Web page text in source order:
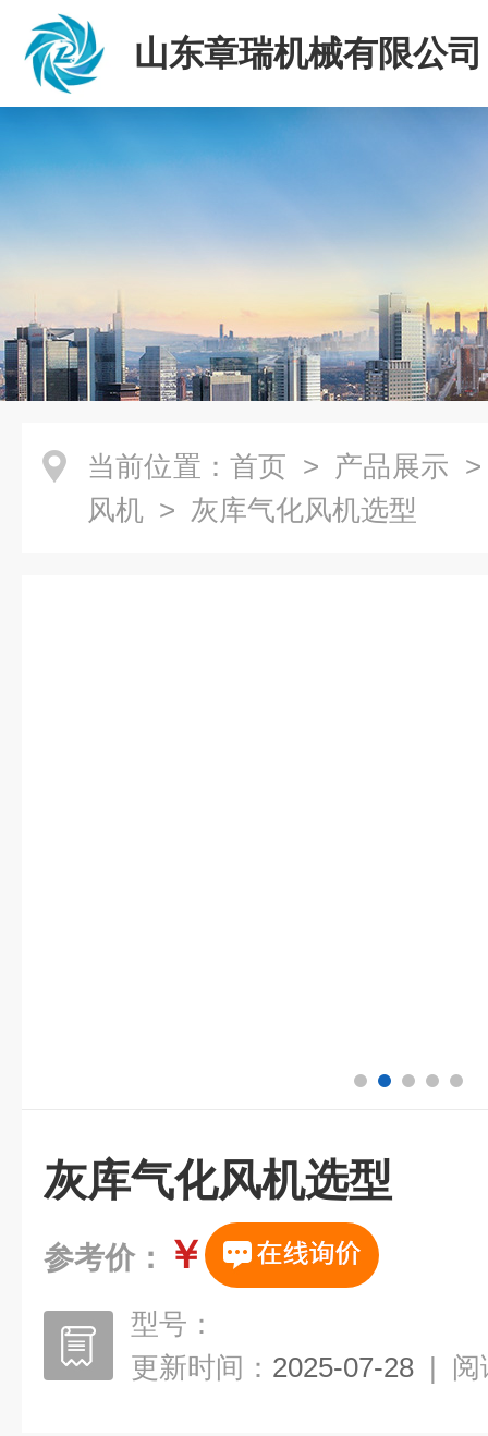
山东章瑞机械有限公司
当前位置： 首页 > 产品展示
风机 > 灰库气化风机选型
灰库气化风机选型
参考价： ￥
型号：
更新时间： 2025-07-28 | 阅